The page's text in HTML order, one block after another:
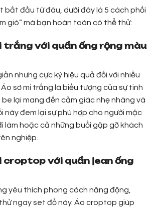
bắt đầu từ đâu, dưới đây là 5 cách phối
gió” mà bạn hoàn toàn có thể thử:
trắng với quần ống rộng màu
nhưng cực kỳ hiệu quả đối với nhiều
sơ mi trắng là biểu tượng của sự tinh
lại mang đến cảm giác nhẹ nhàng và
này đem lại sự phù hợp cho người mặc
làm hoặc cả những buổi gặp gỡ khách
nghiệp.
croptop với quần jean ống
yêu thích phong cách năng động,
ngay set đồ này. Áo croptop giúp